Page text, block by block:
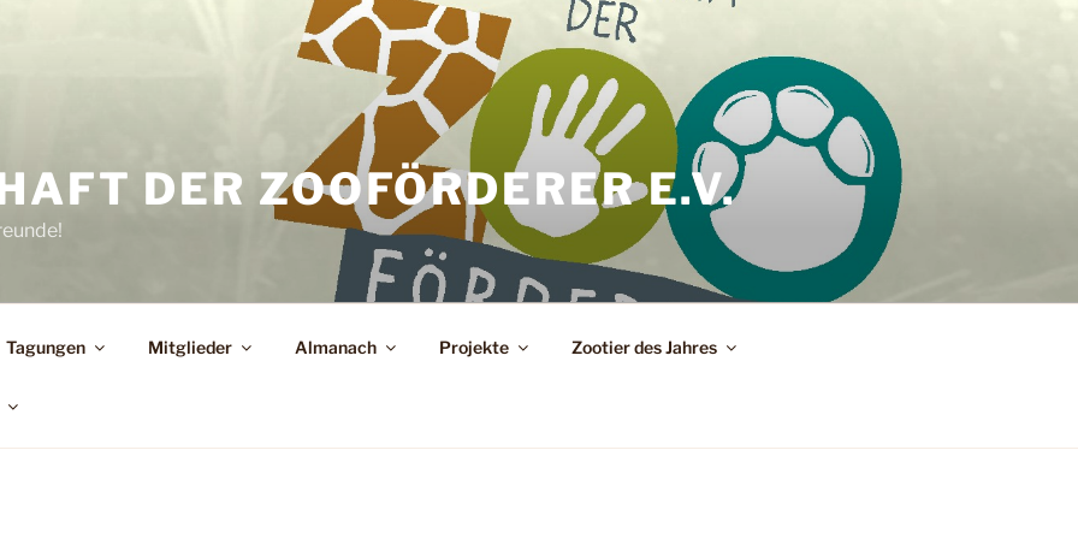
DER ZOOFÖRDERER E.V.
Tagungen Mitglieder Almanach Projekte Zootier des Jahres